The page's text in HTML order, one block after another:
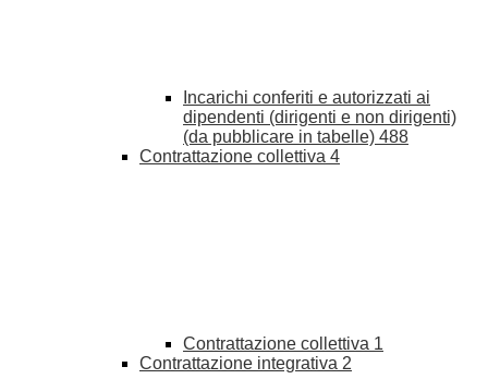
Incarichi conferiti e autorizzati ai
dipendenti (dirigenti e non dirigenti)
(da pubblicare in tabelle) 488
Contrattazione collettiva 4
Contrattazione collettiva 1
Contrattazione integrativa 2